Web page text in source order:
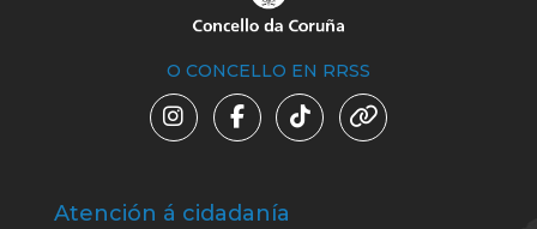
O CONCELLO EN RRSS
Atención á cidadanía